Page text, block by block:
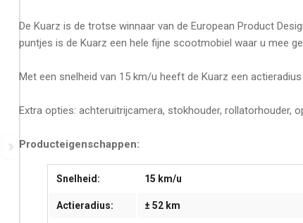
De Kuarz is de trotse winnaar van de European Product
puntjes is de Kuarz een hele fijne scootmobiel waar u mee
Met een snelheid van 15 km/u heeft de Kuarz een actieradius
Extra opties: achteruitrijcamera, stokhouder, rollatorhouder,
Producteigenschappen:
Snelheid: 15 km/u
Actieradius: ± 52 km